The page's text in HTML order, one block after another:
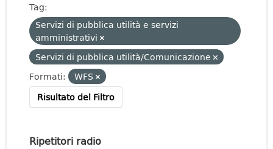
Tag:
Servizi di pubblica utilità e servizi
amministrativi
Servizi di pubblica utilità/Comunicazione
Formati:
WFS
Risultato del Filtro
Ripetitori radio